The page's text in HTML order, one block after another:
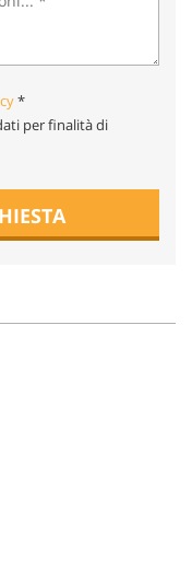
*
per finalità di